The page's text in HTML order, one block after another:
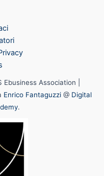
Association |
Enrico Fantaguzzi @ Digital
.